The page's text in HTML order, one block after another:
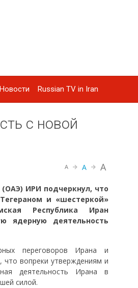
Russian TV in Iran
с новой
A A A
ИРИ подчеркнул, что
и «шестеркой»
Республика Иран
ядерную деятельность
переговоров Ирана и
что вопреки утверждениям и
деятельность Ирана в
силой.